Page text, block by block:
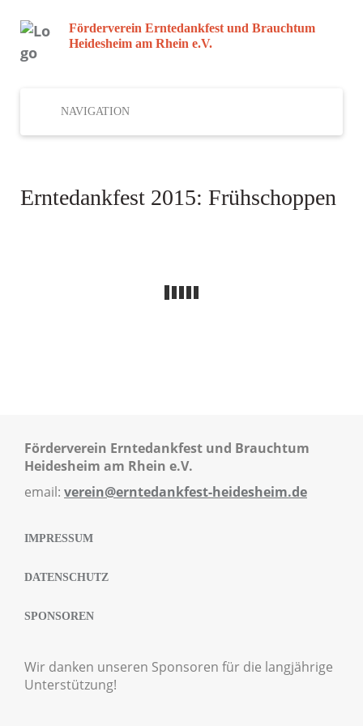
Förderverein Erntedankfest und Brauchtum
Heidesheim am Rhein e.V.
NAVIGATION
Erntedankfest 2015: Frühschoppen
Förderverein Erntedankfest und Brauchtum
Heidesheim am Rhein e.V.
email: verein@erntedankfest-heidesheim.de
IMPRESSUM
DATENSCHUTZ
SPONSOREN
Wir danken unseren Sponsoren für die langjährige
Unterstützung!